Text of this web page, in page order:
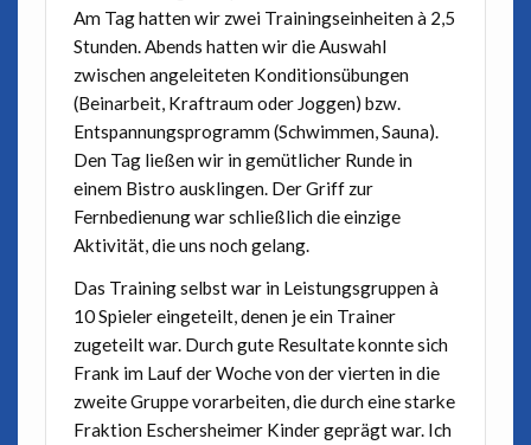
Am Tag hatten wir zwei Trainingseinheiten à 2,5
Stunden. Abends hatten wir die Auswahl
zwischen angeleiteten Konditionsübungen
(Beinarbeit, Kraftraum oder Joggen) bzw.
Entspannungsprogramm (Schwimmen, Sauna).
Den Tag ließen wir in gemütlicher Runde in
einem Bistro ausklingen. Der Griff zur
Fernbedienung war schließlich die einzige
Aktivität, die uns noch gelang.
Das Training selbst war in Leistungsgruppen à
10 Spieler eingeteilt, denen je ein Trainer
zugeteilt war. Durch gute Resultate konnte sich
Frank im Lauf der Woche von der vierten in die
zweite Gruppe vorarbeiten, die durch eine starke
Fraktion Eschersheimer Kinder geprägt war. Ich